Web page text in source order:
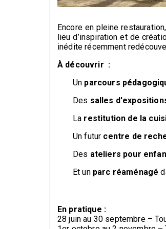
Encore en pleine
lieu d’inspiration et de
inédite récemment
À découvrir :
Un parcours
Des salles
La restitution de la
Un futur centre de
Des ateliers pour
Et un parc réaménagé
En pratique :
28 juin au 30 septembre –